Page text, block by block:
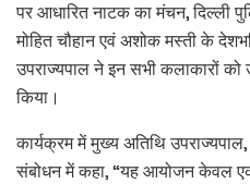
पर आधारित नाटक का मंचन, दिल्ली
मोहित चौहान एवं अशोक मस्ती के
उपराज्यपाल ने इन सभी कलाकारों
किया।
कार्यक्रम में मुख्य अतिथि
संबोधन में कहा, “यह आयोजन केवल